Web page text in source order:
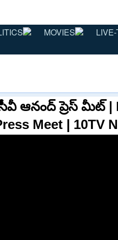
MOVIES
ఆనంద్ ప్రెస్ మీట్ |
Meet | 10TV